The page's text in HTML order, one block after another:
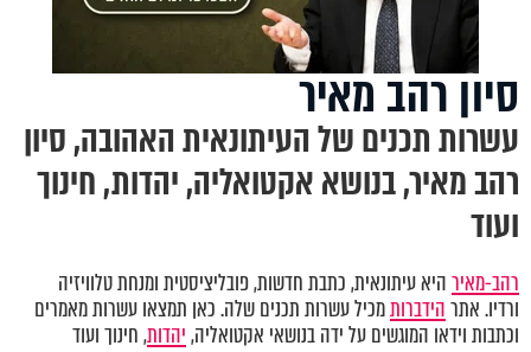
סיון רהב מאיר
עשרות תכנים של העיתונאית האהובה, סיון
רהב מאיר, בנושא אקטואליה, יהדות, חינוך
ועוד
רהב-מאירהיא עיתונאית, כתבת חדשות, פובליציסטית ומנחת טלוויזיה
ורדיו. אתרהידברותמכיל עשרות תכנים שלה. כאן תמצאו עשרות מאמרים
וכתבות וידאו המוגשים על ידה בנושאי אקטואליה,יהדות, חינוך ועוד